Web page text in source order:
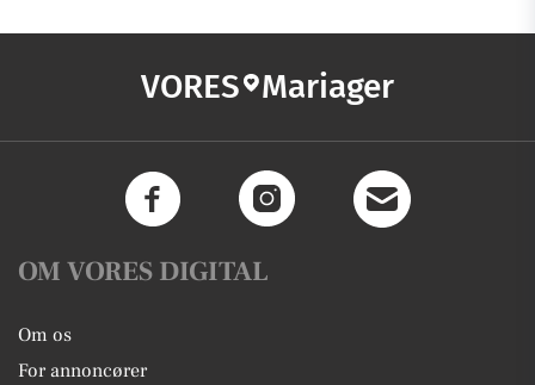
VORES Mariager
OM VORES DIGITAL
Om os
For annoncører